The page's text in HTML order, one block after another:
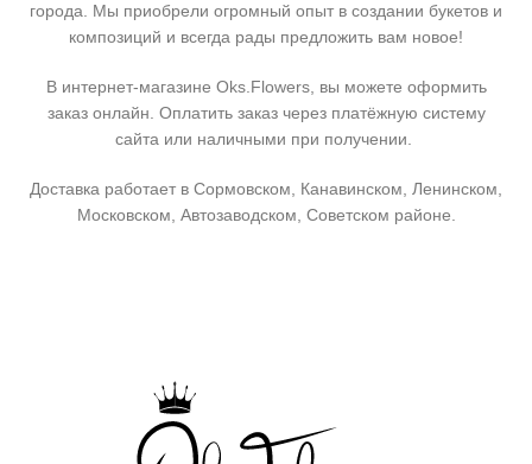
города. Мы приобрели огромный опыт в создании букетов и
композиций и всегда рады предложить вам новое!
В интернет-магазине Oks.Flowers, вы можете оформить
заказ онлайн. Оплатить заказ через платёжную систему
сайта или наличными при получении.
Доставка работает в Сормовском, Канавинском, Ленинском,
Московском, Автозаводском, Советском районе.